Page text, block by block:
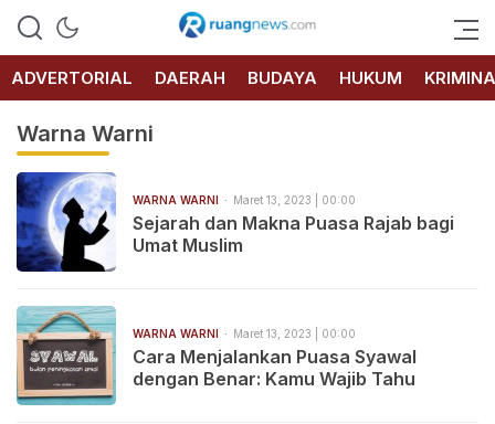
RUANG
NEWS
ADVERTORIAL
DAERAH BUDAYA HUKUM
Warna Warni
WARNA WARNI Maret 13, 2023 | 00:00
Sejarah dan Makna Puasa Rajab bagi
Umat Muslim
WARNA WARNI Maret 13, 2023 | 00:00
Cara Menjalankan Puasa Syawal
dengan Benar: Kamu Wajib Tahu